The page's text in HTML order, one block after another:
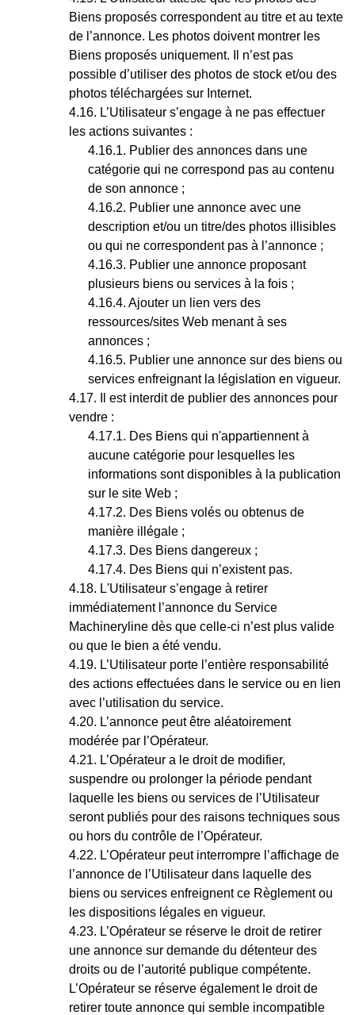
Biens proposés correspondent au titre et au texte
de l’annonce. Les photos doivent montrer les
Biens proposés uniquement. Il n’est pas
possible d’utiliser des photos de stock et/ou des
photos téléchargées sur Internet.
L’Utilisateur s’engage à ne pas effectuer
les actions suivantes :
Publier des annonces dans une
catégorie qui ne correspond pas au contenu
de son annonce ;
Publier une annonce avec une
description et/ou un titre/des photos illisibles
ou qui ne correspondent pas à l’annonce ;
Publier une annonce proposant
plusieurs biens ou services à la fois ;
Ajouter un lien vers des
ressources/sites Web menant à ses
annonces ;
Publier une annonce sur des biens ou
services enfreignant la législation en vigueur.
Il est interdit de publier des annonces pour
vendre :
Des Biens qui n'appartiennent à
aucune catégorie pour lesquelles les
informations sont disponibles à la publication
sur le site Web ;
Des Biens volés ou obtenus de
manière illégale ;
Des Biens dangereux ;
Des Biens qui n’existent pas.
L'Utilisateur s’engage à retirer
immédiatement l’annonce du Service
Machineryline dès que celle-ci n’est plus valide
ou que le bien a été vendu.
L’Utilisateur porte l’entière responsabilité
des actions effectuées dans le service ou en lien
avec l’utilisation du service.
L’annonce peut être aléatoirement
modérée par l’Opérateur.
L’Opérateur a le droit de modifier,
suspendre ou prolonger la période pendant
laquelle les biens ou services de l’Utilisateur
seront publiés pour des raisons techniques sous
ou hors du contrôle de l’Opérateur.
L’Opérateur peut interrompre l’affichage de
l’annonce de l’Utilisateur dans laquelle des
biens ou services enfreignent ce Règlement ou
les dispositions légales en vigueur.
L’Opérateur se réserve le droit de retirer
une annonce sur demande du détenteur des
droits ou de l’autorité publique compétente.
L’Opérateur se réserve également le droit de
retirer toute annonce qui semble incompatible